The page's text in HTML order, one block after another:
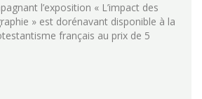
l’exposition « L’impact des
» est dorénavant disponible à la
français au prix de 5